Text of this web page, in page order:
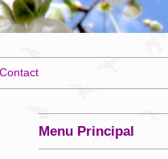
Contact
Menu Principal